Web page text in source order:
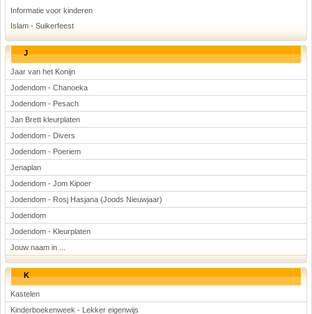
Informatie voor kinderen
Islam - Suikerfeest
J
Jaar van het Konijn
Jodendom - Chanoeka
Jodendom - Pesach
Jan Brett kleurplaten
Jodendom - Divers
Jodendom - Poeriem
Jenaplan
Jodendom - Jom Kipoer
Jodendom - Rosj Hasjana (Joods Nieuwjaar)
Jodendom
Jodendom - Kleurplaten
Jouw naam in ...
K
Kastelen
Kinderboekenweek - Lekker eigenwijs